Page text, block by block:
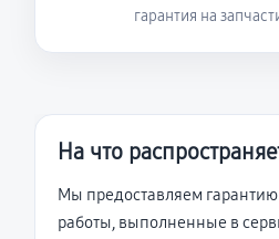
гарантия на
На что
Мы предоставляем
работы, выполненные в